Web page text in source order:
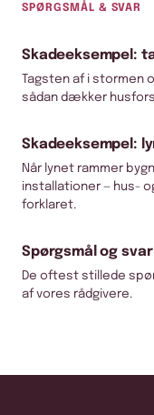
SPØRGSMÅL & SVAR
Skadeeksempel:
Tagsten af i stormen
sådan dækker
Skadeeksempel:
Når lynet rammer
installationer — hus-
forklaret.
Spørgsmål og
De oftest stillede
af vores rådgivere.